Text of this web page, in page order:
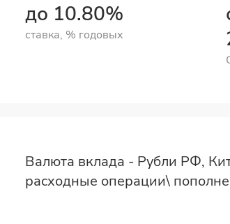
до 10.80%
ставка, % годовых
Валюта вклада - Рубли РФ,
расходные операции\